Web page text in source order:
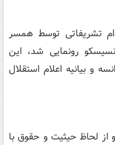
سال ۱۹۴۸ در یک اقدام تشریفاتی توسط همسر
رونمایی شد، این
و بیانیه اعلام استقلال
و از لحاظ حیثیت و حقوق با